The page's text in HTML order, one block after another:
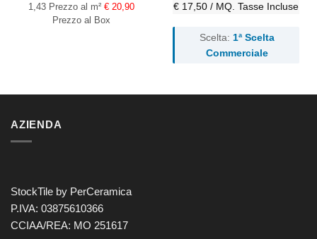
1,43 Prezzo al m² € 20,90
Prezzo al Box
€ 17,50 / MQ. Tasse Incluse
Scelta: 1ª Scelta
Commerciale
AZIENDA
StockTile by PerCeramica
P.IVA: 03875610366
CCIAA/REA: MO 251617